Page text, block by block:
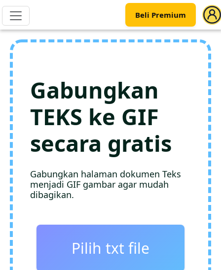
Beli Premium
Gabungkan
TEKS ke GIF
secara gratis
Gabungkan halaman dokumen Teks
menjadi GIF gambar agar mudah
dibagikan.
Pilih txt file